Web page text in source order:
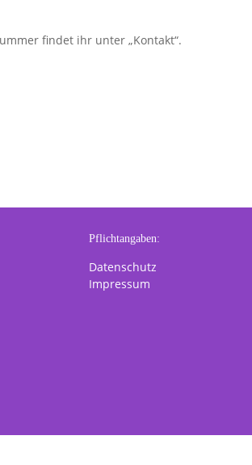
findet ihr unter „Kontakt“.
Pflichtangaben:
Datenschutz
Impressum